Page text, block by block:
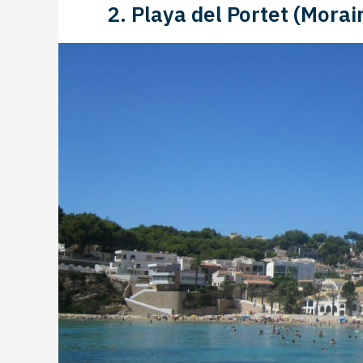
2. Playa del Portet